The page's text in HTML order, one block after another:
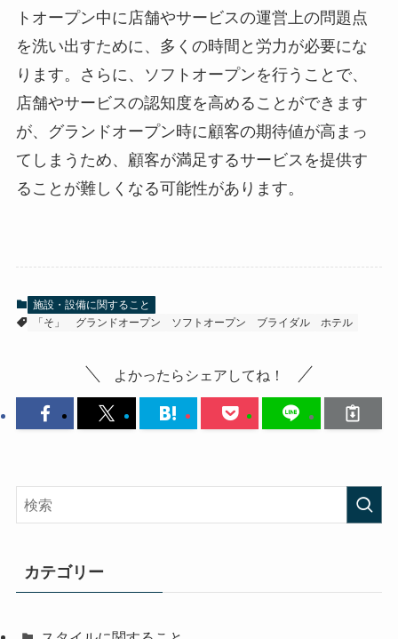
トオープン中に店舗やサービスの運営上の問題点
を洗い出すために、多くの時間と労力が必要にな
ります。さらに、ソフトオープンを行うことで、
店舗やサービスの認知度を高めることができます
が、グランドオープン時に顧客の期待値が高まっ
てしまうため、顧客が満足するサービスを提供す
ることが難しくなる可能性があります。
施設・設備に関すること
「そ」
グランドオープン ソフトオープン ブライダル ホテル
よかったらシェアしてね！
カテゴリー